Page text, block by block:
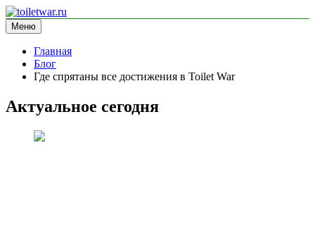
Перейти
к
содержимому
toiletwar.ru
информационный сайт
Меню
Главная
Блог
Где спрятаны все достижения в Toilet War
Актуальное сегодня